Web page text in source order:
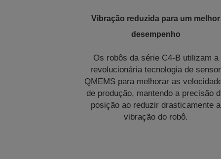
Vibração reduzida para um melhor
desempenho
Os robôs da série C4-B utilizam a
revolucionária tecnologia de sensor
QMEMS para melhorar as
de produção, mantendo a precisão
posição ao reduzir drasticamente a
vibração do robô.